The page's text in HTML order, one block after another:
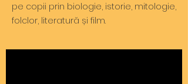
pe copii prin biologie, istorie, mitologie,
folclor, literatură și film.